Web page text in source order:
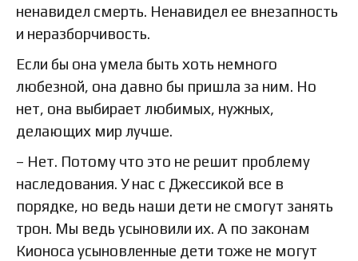
ненавидел смерть. Ненавидел ее внезапность
и неразборчивость.
Если бы она умела быть хоть немного
любезной, она давно бы пришла за ним. Но
нет, она выбирает любимых, нужных,
делающих мир лучше.
– Нет. Потому что это не решит проблему
наследования. У нас с Джессикой все в
порядке, но ведь наши дети не смогут занять
трон. Мы ведь усыновили их. А по законам
Кионоса усыновленные дети тоже не могут